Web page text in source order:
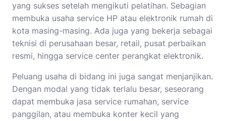
yang sukses setelah mengikuti pelatihan. Sebagian
membuka usaha service HP atau elektronik rumah di
kota masing-masing. Ada juga yang bekerja sebagai
teknisi di perusahaan besar, retail, pusat perbaikan
resmi, hingga service center perangkat elektronik.
Peluang usaha di bidang ini juga sangat menjanjikan.
Dengan modal yang tidak terlalu besar, seseorang
dapat membuka jasa service rumahan, service
panggilan, atau membuka konter kecil yang